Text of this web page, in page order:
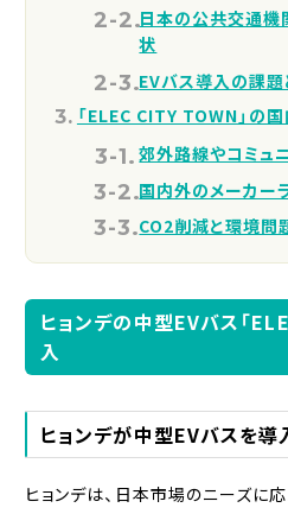
日本の公共交通機
状
EVバス導入の課
「ELEC CITY TOWN」の
郊外路線やコミュ
国内外のメーカー
CO2削減と環境問
ヒョンデの中型EVバス「
入
ヒョンデが中型EVバスを導
ヒョンデは、日本市場のニーズに